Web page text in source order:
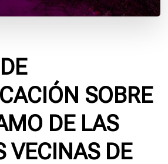
SOBRE
DE LAS
VECINAS DE